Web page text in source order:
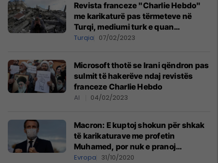
Revista franceze "Charlie Hebdo"
me karikaturë pas tërmeteve në
Turqi, mediumi turk e quan
skandaloze
Turqia 07/02/2023
Microsoft thotë se Irani qëndron pas
sulmit të hakerëve ndaj revistës
franceze Charlie Hebdo
AI 04/02/2023
Macron: E kuptoj shokun për shkak
të karikaturave me profetin
Muhamed, por nuk e pranoj
arsyetimin e dhunës
Evropa 31/10/2020